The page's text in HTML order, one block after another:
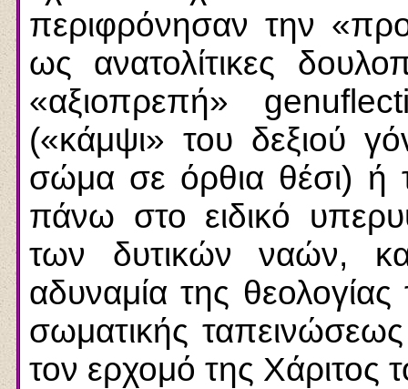
περιφρόνησαν την
ως ανατολίτικες
«αξιοπρεπή»
(«κάμψι» του δεξιού
σώμα σε όρθια θέσι) ή
πάνω στο ειδικό
των δυτικών ναών,
αδυναμία της
σωματικής
τον ερχομό της Χάριτος